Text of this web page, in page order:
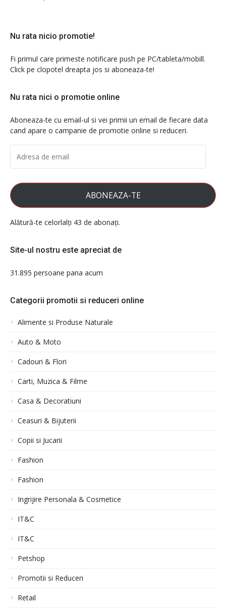
Nu rata nicio promotie!
Fi primul care primeste notificare push pe PC/tableta/mobill.
Click pe clopotel dreapta jos si aboneaza-te!
Nu rata nici o promotie online
Aboneaza-te cu email-ul si vei primii un email de fiecare data
cand apare o campanie de promotie online si reduceri.
DE
EMAIL
ABONEAZA-TE
Alătură-te celorlalți 43 de abonați.
Site-ul nostru este apreciat de
31.895 persoane pana acum
Categorii promotii si reduceri online
Alimente si Produse Naturale
Auto & Moto
Cadouri & Flori
Carti, Muzica & Filme
Casa & Decoratiuni
Ceasuri & Bijuterii
Copii si Jucarii
Fashion
Fashion
Ingrijire Personala & Cosmetice
IT&C
IT&C
Petshop
Promotii si Reduceri
Retail